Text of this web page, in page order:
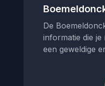
De
informatie die
een geweldige